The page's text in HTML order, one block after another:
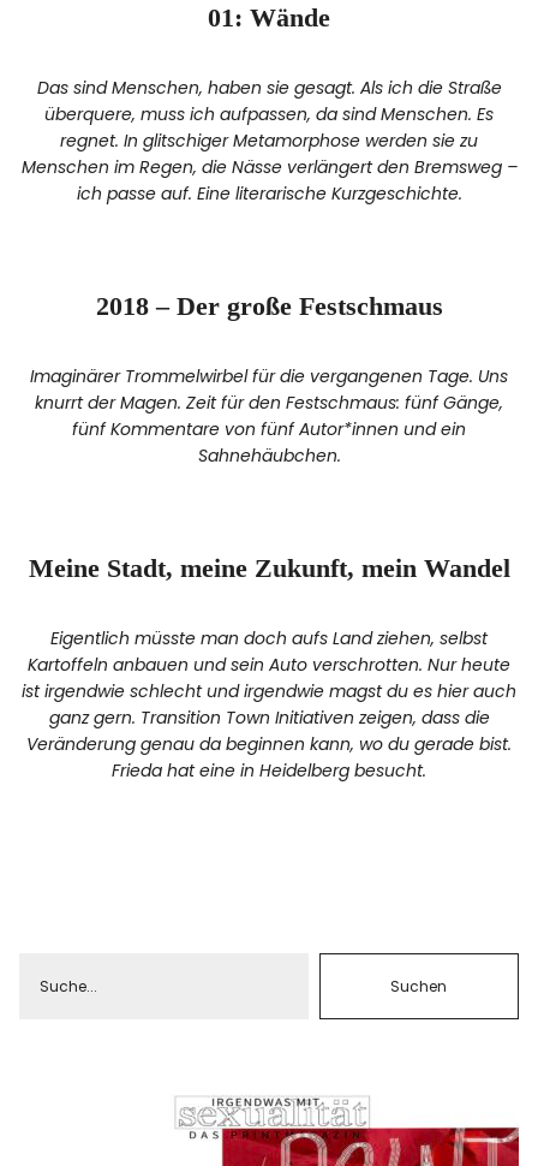
01: Wände
Das sind Menschen, haben sie gesagt. Als ich die Straße
überquere, muss ich aufpassen, da sind Menschen. Es
regnet. In glitschiger Metamorphose werden sie zu
Menschen im Regen, die Nässe verlängert den Bremsweg –
ich passe auf. Eine literarische Kurzgeschichte.
2018 – Der große Festschmaus
Imaginärer Trommelwirbel für die vergangenen Tage. Uns
knurrt der Magen. Zeit für den Festschmaus: fünf Gänge,
fünf Kommentare von fünf Autor*innen und ein
Sahnehäubchen.
Meine Stadt, meine Zukunft, mein Wandel
Eigentlich müsste man doch aufs Land ziehen, selbst
Kartoffeln anbauen und sein Auto verschrotten. Nur heute
ist irgendwie schlecht und irgendwie magst du es hier auch
ganz gern. Transition Town Initiativen zeigen, dass die
Veränderung genau da beginnen kann, wo du gerade bist.
Frieda hat eine in Heidelberg besucht.